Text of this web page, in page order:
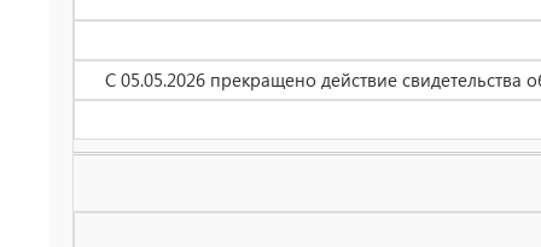
С 05.05.2026 прекращено действие